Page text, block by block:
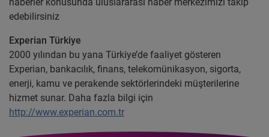
edebilirsiniz
Experian Türkiye
2000 yılından bu yana Türkiye’de faaliyet gösteren
Experian, bankacılık, finans, telekomünikasyon, sigorta,
enerji, kamu ve perakende sektörlerindeki müşterilerine
hizmet sunar. Daha fazla bilgi için
http://www.experian.com.tr